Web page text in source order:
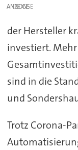
ANZEIGE
der Hersteller
investiert.
sind in die
und
Trotz Corona-